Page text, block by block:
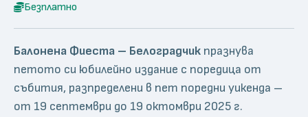
Безплатно
Балонена Фиеста – Белоградчик празнува
петото си юбилейно издание с поредица от
събития, разпределени в пет поредни уикенда –
от 19 септември до 19 октомври 2025 г.